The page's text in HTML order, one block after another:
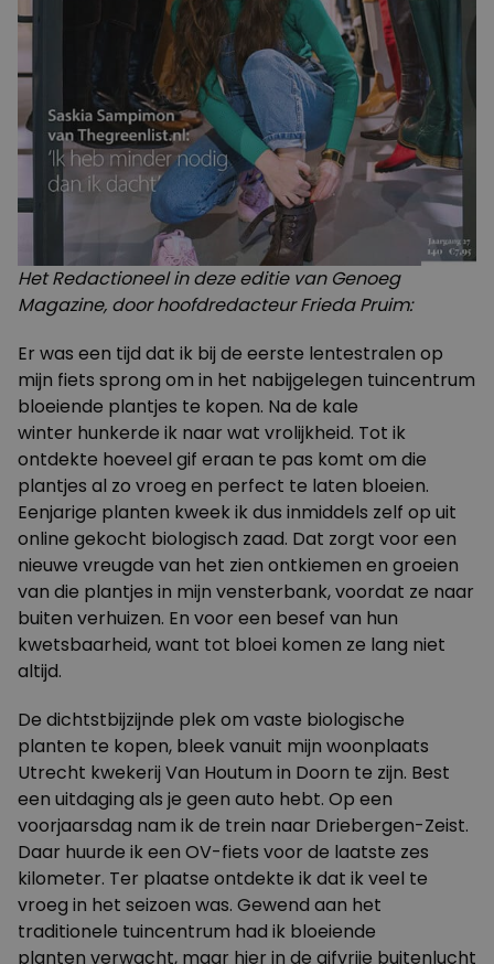
Het Redactioneel in deze editie van Genoeg
Magazine, door hoofdredacteur Frieda Pruim:
Er was een tijd dat ik bij de eerste lentestralen op
mijn fiets sprong om in het nabijgelegen tuincentrum
bloeiende plantjes te kopen. Na de kale
winter hunkerde ik naar wat vrolijkheid. Tot ik
ontdekte hoeveel gif eraan te pas komt om die
plantjes al zo vroeg en perfect te laten bloeien.
Eenjarige planten kweek ik dus inmiddels zelf op uit
online gekocht biologisch zaad. Dat zorgt voor een
nieuwe vreugde van het zien ontkiemen en groeien
van die plantjes in mijn vensterbank, voordat ze naar
buiten verhuizen. En voor een besef van hun
kwetsbaarheid, want tot bloei komen ze lang niet
altijd.
De dichtstbijzijnde plek om vaste biologische
planten te kopen, bleek vanuit mijn woonplaats
Utrecht kwekerij Van Houtum in Doorn te zijn. Best
een uitdaging als je geen auto hebt. Op een
voorjaarsdag nam ik de trein naar Driebergen-Zeist.
Daar huurde ik een OV-fiets voor de laatste zes
kilometer. Ter plaatse ontdekte ik dat ik veel te
vroeg in het seizoen was. Gewend aan het
traditionele tuincentrum had ik bloeiende
planten verwacht, maar hier in de gifvrije buitenlucht